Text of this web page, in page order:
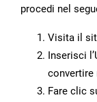
procedi nel
Visita il
Inserisci
convertire
Fare clic